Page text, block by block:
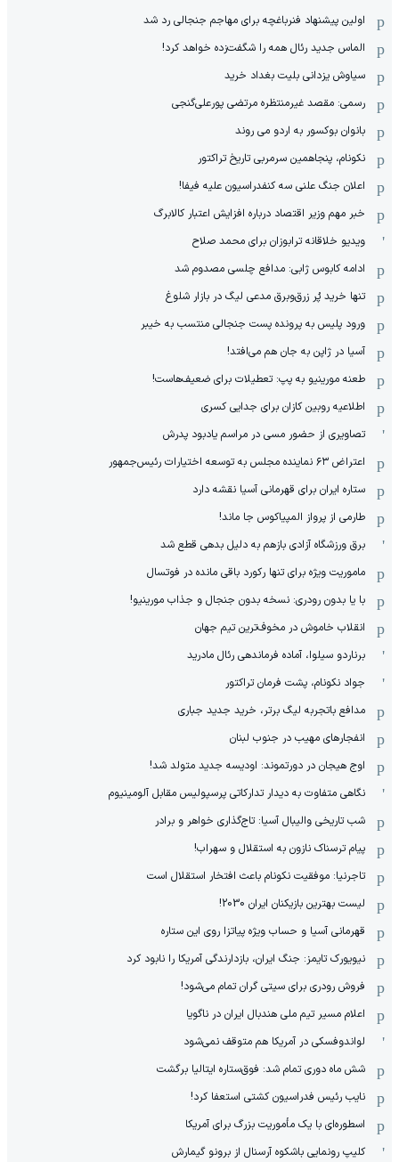
اولین پیشنهاد فنرباغچه برای مهاجم جنجالی رد شد
الماس جدید رئال همه را شگفت‌زده خواهد کرد!
سیاوش یزدانی بلیت بغداد خرید
رسمی: مقصد غیرمنتظره مرتضی پورعلی‌گنجی
بانوان بوکسور به اردو می روند
نکونام، پنجاهمین سرمربی تاریخ تراکتور
اعلان جنگ علنی سه کنفدراسیون علیه فیفا!
خبر مهم وزیر اقتصاد درباره افزایش اعتبار کالابرگ
ویدیو خلاقانه ترابوزان برای محمد صلاح
ادامه کابوس ژابی: مدافع چلسی مصدوم شد
تنها خرید پُر زرق‌وبرق مدعی لیگ در بازار شلوغ
ورود پلیس به پرونده پست جنجالی منتسب به خیبر
آسیا در ژاپن به جان هم می‌افتد!
طعنه مورینیو به پپ: تعطیلات برای ضعیف‌هاست!
اطلاعیه روبین کازان برای جدایی کسری
تصاویری از حضور مسی در مراسم یادبود پدرش
اعتراض ۶۳ نماینده مجلس به توسعه اختیارات رئیس‌جمهور
ستاره ایران برای قهرمانی آسیا نقشه دارد
طارمی از پرواز المپیاکوس جا ماند!
برق ورزشگاه آزادی بازهم به دلیل بدهی قطع شد
ماموریت ویژه برای تنها رکورد باقی مانده در فوتسال
با یا بدون رودری: نسخه بدون جنجال و جذاب مورینیو!
انقلاب خاموش در مخوف‌‌ترین تیم جهان
برناردو سیلوا، آماده فرماندهی رئال مادرید
جواد نکونام، پشت فرمان تراکتور
مدافع باتجربه لیگ برتر، خرید جدید جباری
انفجارهای مهیب در جنوب لبنان
اوج هیجان در دورتموند: اودیسه جدید متولد شد!
نگاهی متفاوت به دیدار تدارکاتی پرسپولیس مقابل آلومینیوم
شب تاریخی والیبال آسیا: تاج‌گذاری خواهر و برادر
پیام ترسناک نازون به استقلال و سهراب!
تاجرنیا: موفقیت نکونام باعث افتخار استقلال است
لیست بهترین بازیکنان ایران 2030!
قهرمانی آسیا و حساب ویژه پیاتزا روی این ستاره
نیویورک تایمز: جنگ ایران، بازدارندگی آمریکا را نابود کرد
فروش رودری برای سیتی گران تمام می‌شود!
اعلام مسیر تیم ملی هندبال ایران در ناگویا
لواندوفسکی در آمریکا هم متوقف نمی‌شود
شش ماه دوری تمام شد: فوق‌ستاره ایتالیا برگشت
نایب رئیس فدراسیون کشتی استعفا کرد!
اسطوره‌ای با یک مأموریت بزرگ برای آمریکا
کلیپ رونمایی باشکوه آرسنال از برونو گیمارش